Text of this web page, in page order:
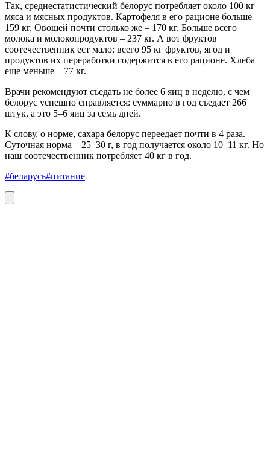
Так, среднестатистический белорус потребляет около 100 кг
мяса и мясных продуктов. Картофеля в его рационе больше –
159 кг. Овощей почти столько же – 170 кг. Больше всего
молока и молокопродуктов – 237 кг. А вот фруктов
соотечественник ест мало: всего 95 кг фруктов, ягод и
продуктов их переработки содержится в его рационе. Хлеба
еще меньше – 77 кг.
Врачи рекомендуют съедать не более 6 яиц в неделю, с чем
белорус успешно справляется: суммарно в год съедает 266
штук, а это 5–6 яиц за семь дней.
К слову, о норме, сахара белорус переедает почти в 4 раза.
Суточная норма – 25–30 г, в год получается около 10–11 кг. Но
наш соотечественник потребляет 40 кг в год.
#беларусь#питание